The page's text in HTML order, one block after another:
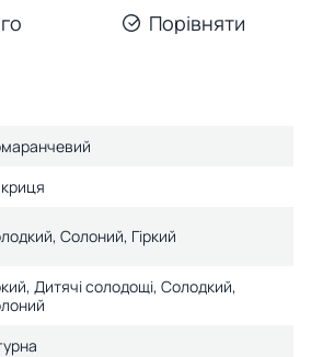
Порівняти
Солоний, Гіркий
Дитячі солодощі, Солодкий,